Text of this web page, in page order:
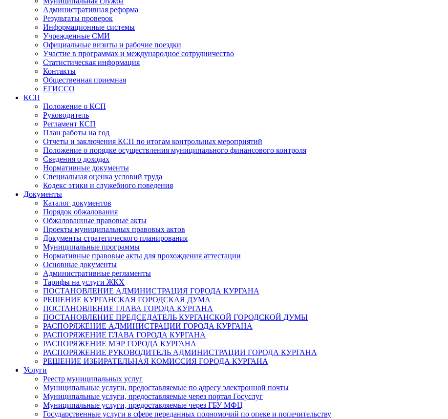
Административная реформа
Результаты проверок
Информационные системы
Учрежденные СМИ
Официальные визиты и рабочие поездки
Участие в программах и международное сотрудничество
Статистическая информация
Контакты
Общественная приемная
ЕГИССО
КСП
Положение о КСП
Руководитель
Регламент КСП
План работы на год
Отчеты и заключения КСП по итогам контрольных мероприятий
Положение о порядке осуществления муниципального финансового контроля
Сведения о доходах
Нормативные документы
Специальная оценка условий труда
Кодекс этики и служебного поведения
Документы
Каталог документов
Порядок обжалования
Обжалованные правовые акты
Проекты муниципальных правовых актов
Документы стратегического планирования
Муниципальные программы
Нормативные правовые акты для прохождения аттестации
Основные документы
Административные регламенты
Тарифы на услуги ЖКХ
ПОСТАНОВЛЕНИЕ АДМИНИСТРАЦИЯ ГОРОДА КУРГАНА
РЕШЕНИЕ КУРГАНСКАЯ ГОРОДСКАЯ ДУМА
ПОСТАНОВЛЕНИЕ ГЛАВА ГОРОДА КУРГАНА
ПОСТАНОВЛЕНИЕ ПРЕДСЕДАТЕЛЬ КУРГАНСКОЙ ГОРОДСКОЙ ДУМЫ
РАСПОРЯЖЕНИЕ АДМИНИСТРАЦИИ ГОРОДА КУРГАНА
РАСПОРЯЖЕНИЕ ГЛАВА ГОРОДА КУРГАНА
РАСПОРЯЖЕНИЕ МЭР ГОРОДА КУРГАНА
РАСПОРЯЖЕНИЕ РУКОВОДИТЕЛЬ АДМИНИСТРАЦИИ ГОРОДА КУРГАНА
РЕШЕНИЕ ИЗБИРАТЕЛЬНАЯ КОМИССИЯ ГОРОДА КУРГАНА
Услуги
Реестр муниципальных услуг
Муниципальные услуги, предоставляемые по адресу электронной почты
Муниципальные услуги, предоставляемые через портал Госуслуг
Муниципальные услуги, предоставляемые через ГБУ МФЦ
Государственные услуги в сфере переданных полномочий по опеке и попечительству